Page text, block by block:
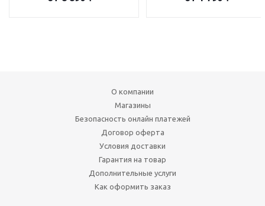
О компании
Магазины
Безопасность онлайн платежей
Договор оферта
Условия доставки
Гарантия на товар
Дополнительные услуги
Как оформить заказ